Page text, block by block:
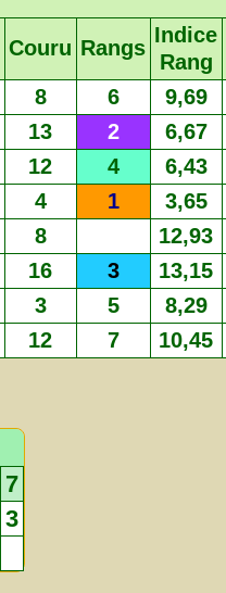
Couru Rangs
Indice
Rang
8 6 9,69
13 2 6,67
12 4 6,43
4 1 3,65
8 12,93
16 3 13,15
3 5 8,29
12 7 10,45
7
3